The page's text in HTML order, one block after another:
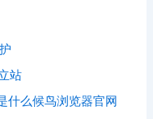
站
什么候鸟浏览器官网